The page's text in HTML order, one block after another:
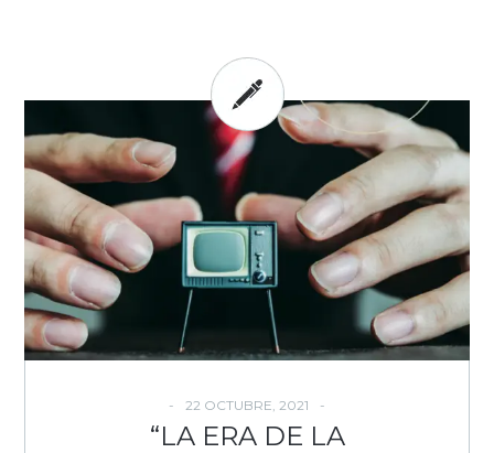
22 OCTUBRE, 2021
“LA ERA DE LA